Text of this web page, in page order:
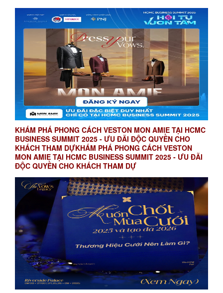
KHÁM PHÁ PHONG CÁCH VESTON MON AMIE TẠI HCMC
BUSINESS SUMMIT 2025 - ƯU ĐÃI ĐỘC QUYỀN CHO
KHÁCH THAM DỰKHÁM PHÁ PHONG CÁCH VESTON
MON AMIE TẠI HCMC BUSINESS SUMMIT 2025 - ƯU ĐÃI
ĐỘC QUYỀN CHO KHÁCH THAM DỰ